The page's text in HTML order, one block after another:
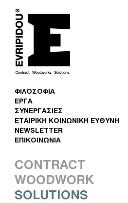
ΦΙΛΟΣΟΦΙΑ
ΕΡΓΑ
ΣΥΝΕΡΓΑΣΙΕΣ
ΕΤΑΙΡΙΚΗ ΚΟΙΝΩΝΙΚΗ ΕΥΘΥΝΗ
NEWSLETTER
ΕΠΙΚΟΙΝΩΝΙΑ
CONTRACT
WOODWORK
SOLUTIONS